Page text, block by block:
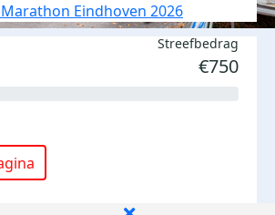
Marathon Eindhoven 2026
Streefbedrag
€750